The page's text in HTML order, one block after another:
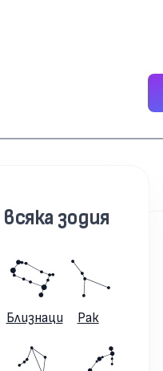
зодия
Близнаци Рак